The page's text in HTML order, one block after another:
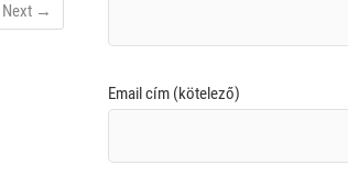
Next →
Email cím (kötelező)